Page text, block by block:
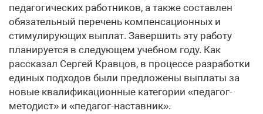
педагогических работников, а также составлен
обязательный перечень компенсационных и
стимулирующих выплат. Завершить эту работу
планируется в следующем учебном году. Как
рассказал Сергей Кравцов, в процессе разработки
единых подходов были предложены выплаты за
новые квалификационные категории «педагог-
методист» и «педагог-наставник».